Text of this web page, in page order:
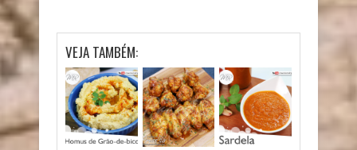
VEJA TAMBÉM: